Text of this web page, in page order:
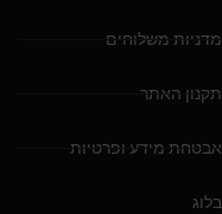
מדניות משלוחים
תקנון האתר
אבטחת מידע ופרטיות
בלוג